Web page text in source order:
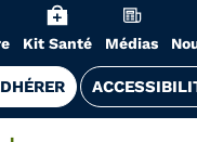
Kit Santé Médias